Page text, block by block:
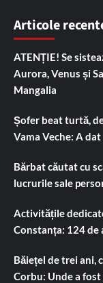
Articole
ATENȚIE! Se
Aurora, Venus și
Mangalia
Șofer beat turtă,
Vama Veche: A
Bărbat căutat cu
lucrurile sale
Activitățile
Constanța: 124 de
Băiețel de trei ani,
Corbu: Unde a